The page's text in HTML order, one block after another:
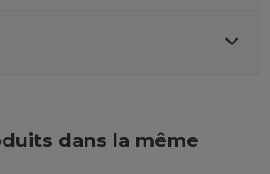
dans la même